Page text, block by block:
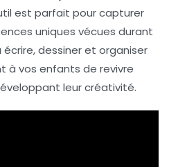
est parfait pour capturer
uniques vécues durant
dessiner et organiser
à vos enfants de revivre
leur créativité.